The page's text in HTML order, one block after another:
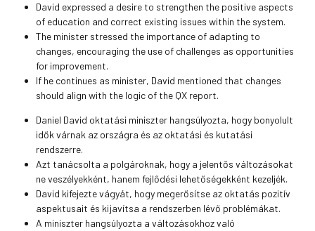
David expressed a desire to strengthen the positive aspects
of education and correct existing issues within the system.
The minister stressed the importance of adapting to
changes, encouraging the use of challenges as opportunities
for improvement.
If he continues as minister, David mentioned that changes
should align with the logic of the QX report.
Daniel David oktatási miniszter hangsúlyozta, hogy bonyolult
idők várnak az országra és az oktatási és kutatási
rendszerre.
Azt tanácsolta a polgároknak, hogy a jelentős változásokat
ne veszélyekként, hanem fejlődési lehetőségekként kezeljék.
David kifejezte vágyát, hogy megerősítse az oktatás pozitív
aspektusait és kijavítsa a rendszerben lévő problémákat.
A miniszter hangsúlyozta a változásokhoz való